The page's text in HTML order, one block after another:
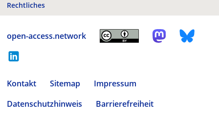
Rechtliches
open-access.network
Kontakt Sitemap
Impressum
Datenschutzhinweis
Barrierefreiheit